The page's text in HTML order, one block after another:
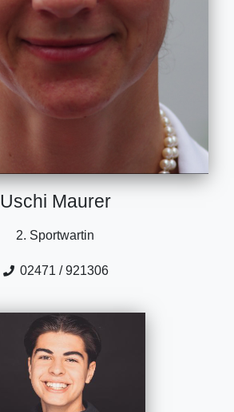
Uschi Maurer
2. Sportwartin
02471 / 921306